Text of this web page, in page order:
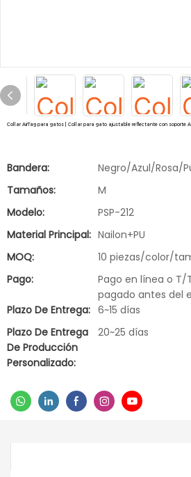
Collar AirTag para gatos | Collar para gato ajustable reflectante con soporte
Bandera:
Negro/Azul/Rosa/
Tamaños:
M
Modelo:
PSP-212
Material Principal: Nailon+PU
MOQ:
10 piezas/color/
Pago:
Pago en línea o T/
pagado antes del
Plazo De Entrega: 6~15 días
Plazo De Entrega
De Producción
Personalizado:
20~25 días